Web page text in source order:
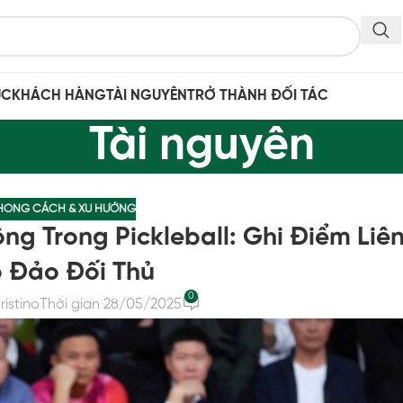
KHÁCH HÀNGTÀI NGUYÊNTRỞ THÀNH ĐỐI TÁC
Tài nguyên
CÁCH & XU HƯỚNG
Trong Pickleball: Ghi Điểm
Đảo Đối Thủ
Thời gian 28/05/2025
0